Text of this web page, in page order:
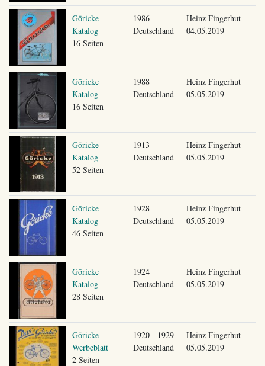
Göricke
Katalog
16 Seiten
1986
Deutschland
Heinz Fingerhut
04.05.2019
Göricke
Katalog
16 Seiten
1988
Deutschland
Heinz Fingerhut
05.05.2019
Göricke
Katalog
52 Seiten
1913
Deutschland
Heinz Fingerhut
05.05.2019
Göricke
Katalog
46 Seiten
1928
Deutschland
Heinz Fingerhut
05.05.2019
Göricke
Katalog
28 Seiten
1924
Deutschland
Heinz Fingerhut
05.05.2019
Göricke
Werbeblatt
2 Seiten
1920 - 1929
Deutschland
Heinz Fingerhut
05.05.2019